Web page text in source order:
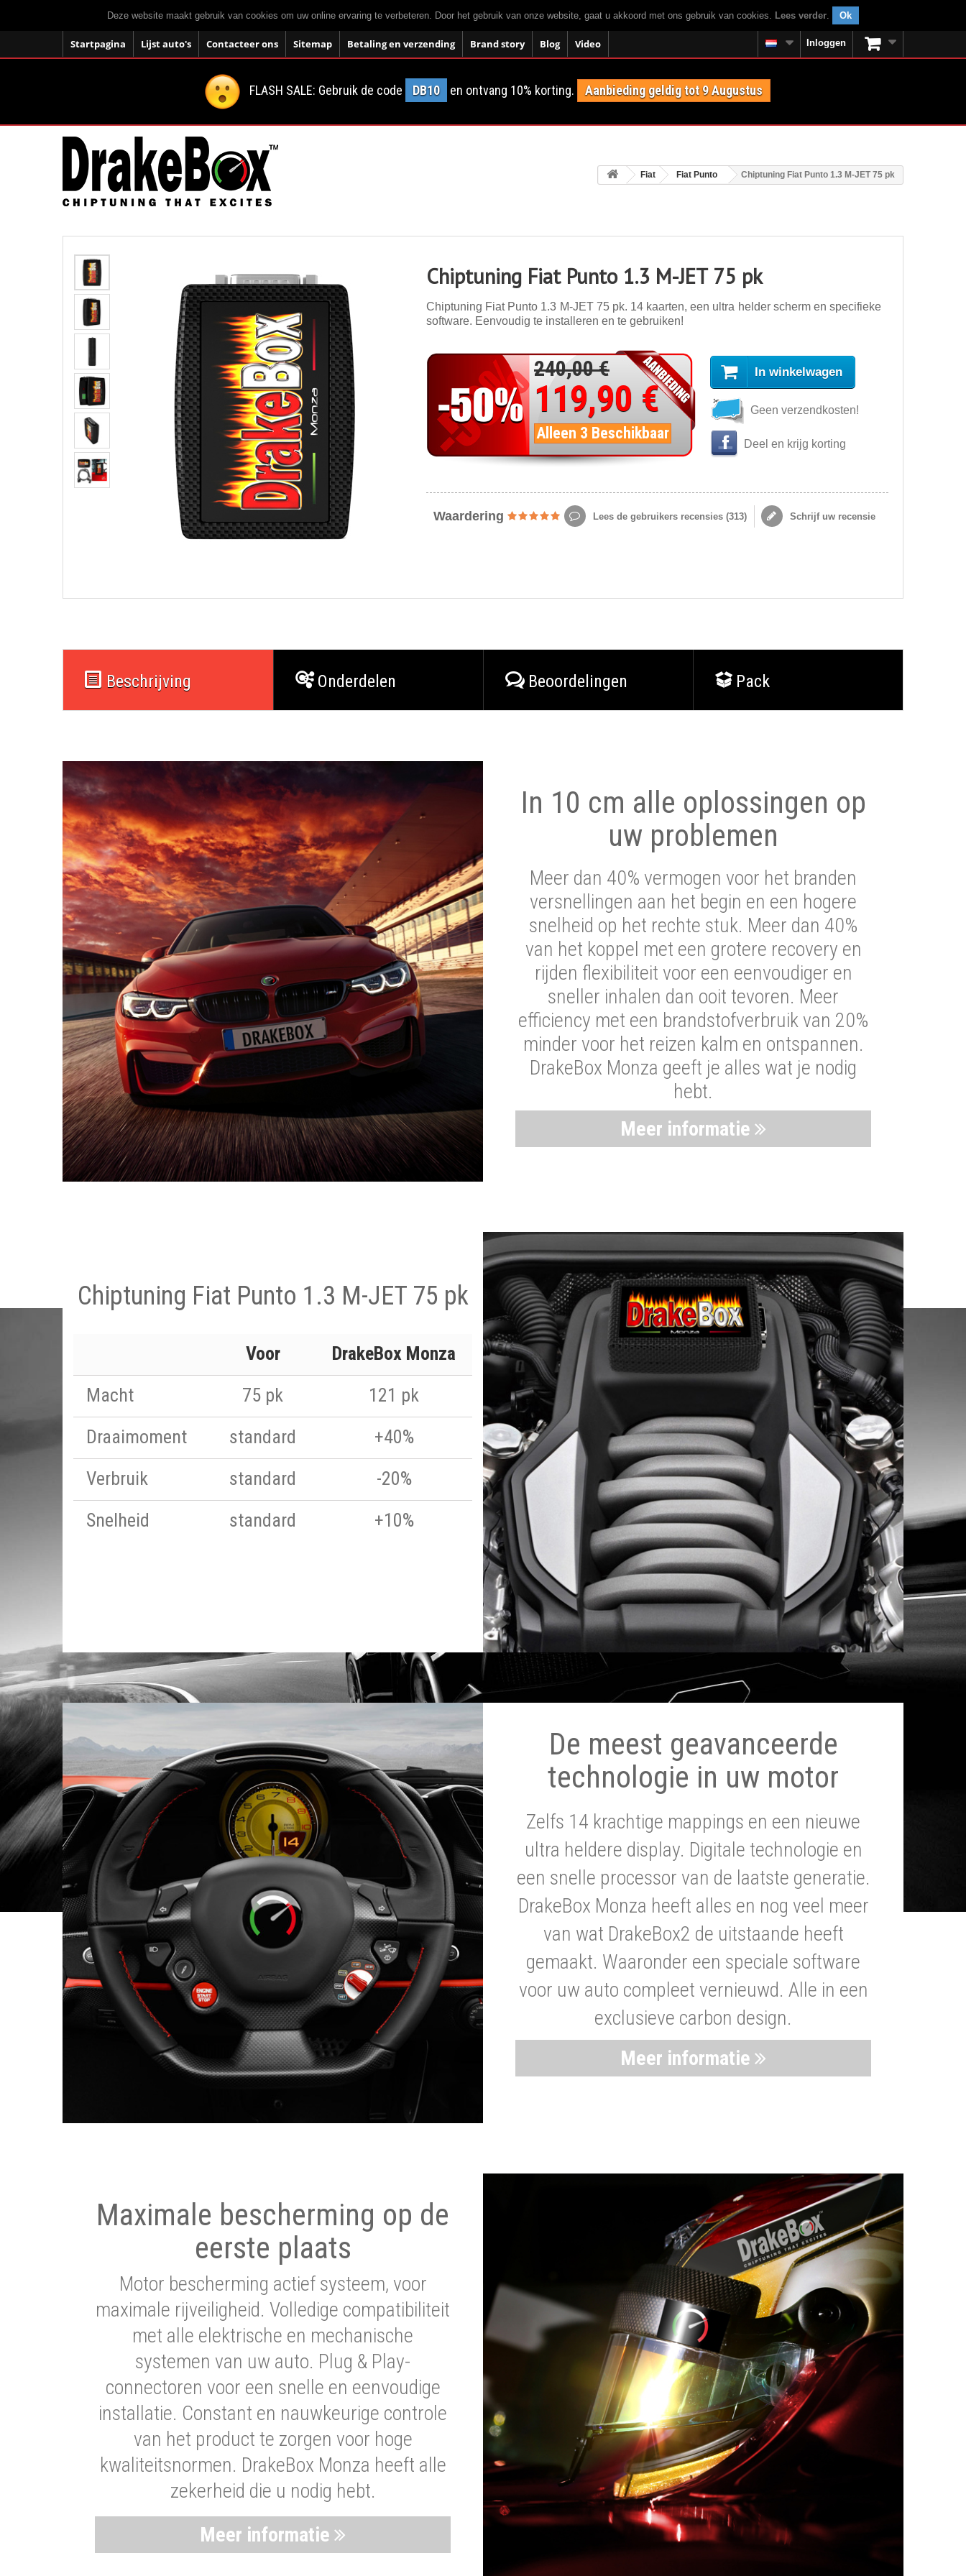
Deze website maakt gebruik van cookies om uw online ervaring te verbeteren. Door het gebruik van onze website, gaat u akkoord met ons gebruik van cookies. Lees verder. Ok
Startpagina Lijst auto's Contacteer ons Sitemap Betaling en verzending Brand story Blog Video Inloggen
FLASH SALE: Gebruik de code DB10 en ontvang 10% korting. Aanbieding geldig tot 9 Augustus
Fiat Fiat Punto Chiptuning Fiat Punto 1.3 M-JET 75 pk
Chiptuning Fiat Punto 1.3 M-JET 75 pk
Chiptuning Fiat Punto 1.3 M-JET 75 pk. 14 kaarten, een ultra helder scherm en specifieke
software. Eenvoudig te installeren en te gebruiken!
240,00 €
119,90 €
Alleen 3 Beschikbaar
In winkelwagen
Geen verzendkosten!
Deel en krijg korting
Waardering Lees de gebruikers recensies (313) Schrijf uw recensie
Beschrijving Onderdelen Beoordelingen Pack
In 10 cm alle oplossingen op
uw problemen
Meer dan 40% vermogen voor het branden
versnellingen aan het begin en een hogere
snelheid op het rechte stuk. Meer dan 40%
van het koppel met een grotere recovery en
rijden flexibiliteit voor een eenvoudiger en
sneller inhalen dan ooit tevoren. Meer
efficiency met een brandstofverbruik van 20%
minder voor het reizen kalm en ontspannen.
DrakeBox Monza geeft je alles wat je nodig
hebt.
Meer informatie
Chiptuning Fiat Punto 1.3 M-JET 75 pk
Voor
DrakeBox Monza
Macht
75 pk
121 pk
Draaimoment
standard
+40%
Verbruik
standard
-20%
Snelheid
standard +10%
De meest geavanceerde
technologie in uw motor
Zelfs 14 krachtige mappings en een nieuwe
ultra heldere display. Digitale technologie en
een snelle processor van de laatste generatie.
DrakeBox Monza heeft alles en nog veel meer
van wat DrakeBox2 de uitstaande heeft
gemaakt. Waaronder een speciale software
voor uw auto compleet vernieuwd. Alle in een
exclusieve carbon design.
Meer informatie
Maximale bescherming op de
eerste plaats
Motor bescherming actief systeem, voor
maximale rijveiligheid. Volledige compatibiliteit
met alle elektrische en mechanische
systemen van uw auto. Plug & Play-
connectoren voor een snelle en eenvoudige
installatie. Constant en nauwkeurige controle
van het product te zorgen voor hoge
kwaliteitsnormen. DrakeBox Monza heeft alle
zekerheid die u nodig hebt.
Meer informatie